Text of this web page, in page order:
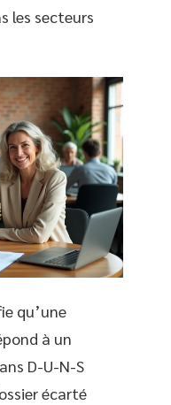
les secteurs
qu’une
à un
D-U-N-S
écarté